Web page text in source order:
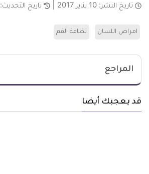
تاريخ النشر: 10 يناير 2017 تاريخ التحديث:
امراض اللسان نظافة الفم
المراجع
قد يعجبك أيضا